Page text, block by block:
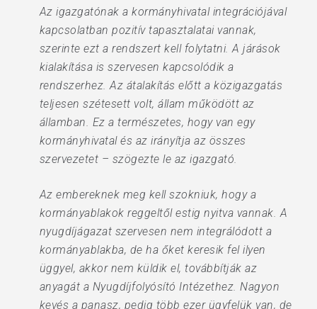
Az igazgatónak a kormányhivatal integrációjával
kapcsolatban pozitív tapasztalatai vannak,
szerinte ezt a rendszert kell folytatni. A járások
kialakítása is szervesen kapcsolódik a
rendszerhez. Az átalakítás előtt a közigazgatás
teljesen szétesett volt, állam működött az
államban. Ez a természetes, hogy van egy
kormányhivatal és az irányítja az összes
szervezetet – szögezte le az igazgató.
Az embereknek meg kell szokniuk, hogy a
kormányablakok reggeltől estig nyitva vannak. A
nyugdíjágazat szervesen nem integrálódott a
kormányablakba, de ha őket keresik fel ilyen
üggyel, akkor nem küldik el, továbbítják az
anyagát a Nyugdíjfolyósító Intézethez. Nagyon
kevés a panasz, pedig több ezer ügyfelük van, de